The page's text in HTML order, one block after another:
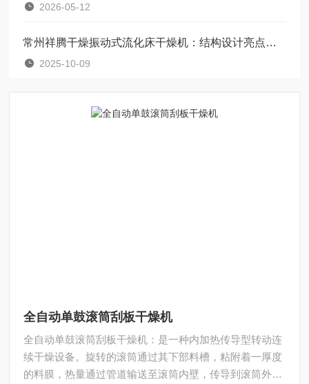
2026-05-12
常州祥腾干燥振动式流化床干燥机：结构设计亮点与技术优势
2025-10-09
全自动单鼓滚筒刮板干燥机
全自动单鼓滚筒刮板干燥机：是一种内加热传导型转动连
续干燥设备。旋转的滚筒通过其下部料槽，粘附着一厚度
的料膜，热量通过管道输送至滚筒内壁，传导到滚筒外